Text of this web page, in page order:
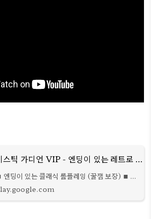
미스틱 가디언 VIP - 엔딩이 있는 레트로 액션 RPG - Google Play 앱
엔딩이 있는 클래식 롤플레잉 (꿀잼 보장) ■ 인
감성의 도트 그래픽 ■ 노 방치! 액션 무한 컨트